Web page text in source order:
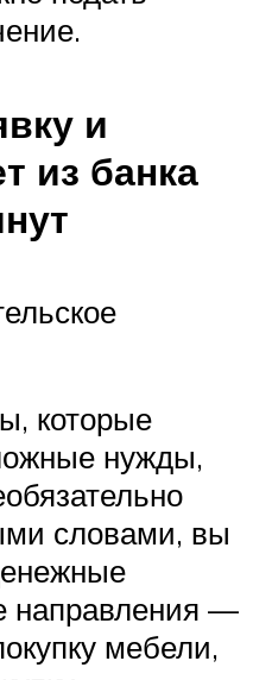
и
из банка
которые
нужды,
словами, вы
направления —
мебели,